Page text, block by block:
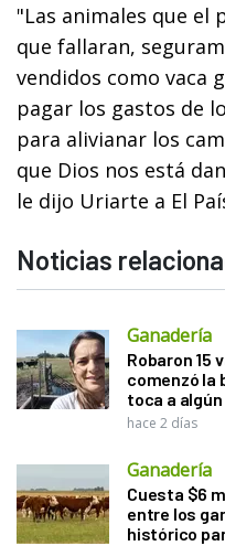
"Las animales que el
que fallaran,
vendidos como vaca
pagar los gastos de
para alivianar los
que Dios nos está
le dijo Uriarte a El
Noticias
Ganadería
Robaron 15
comenzó la
toca a
hace 2 días
Ganadería
Cuesta $6
entre los
histórico